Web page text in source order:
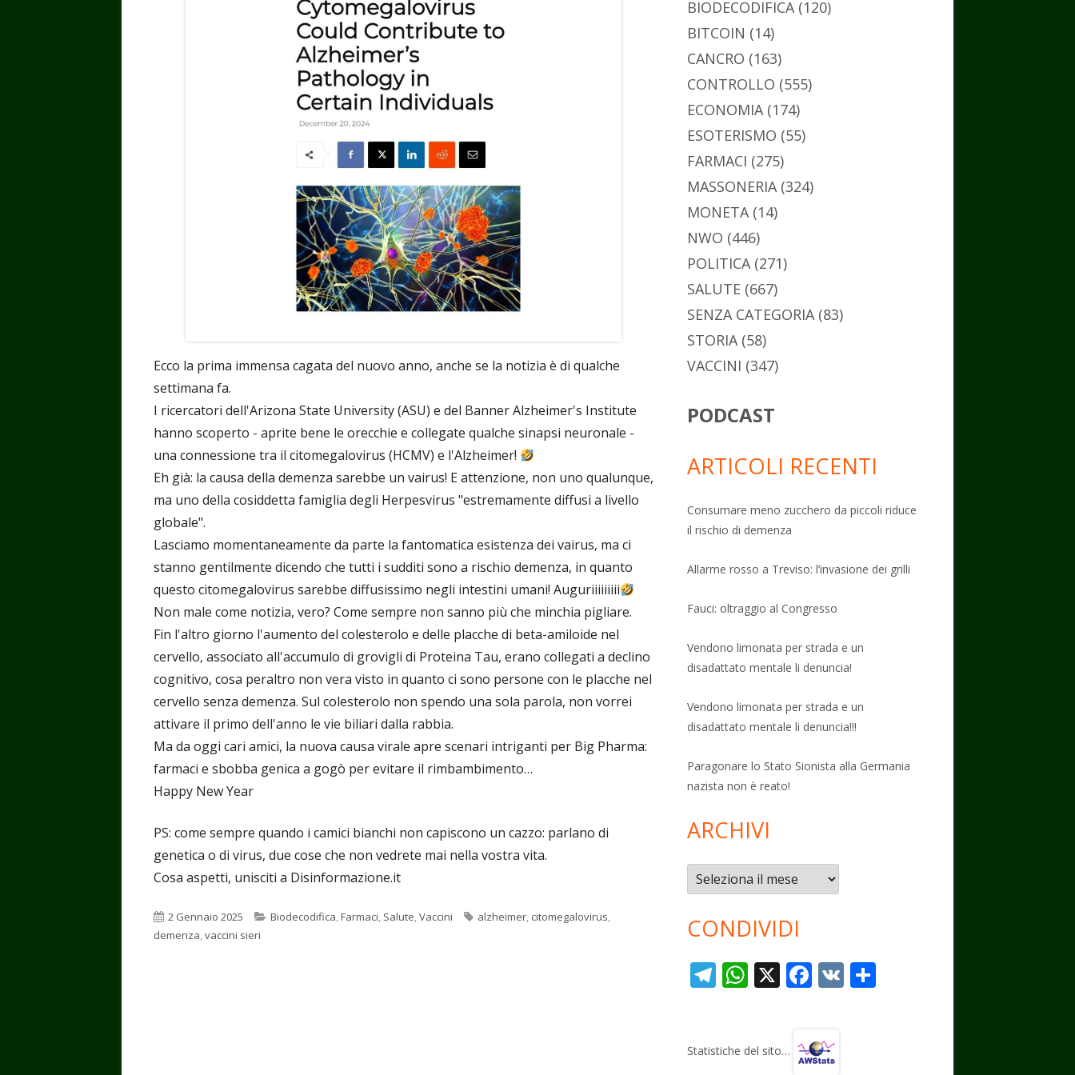
Ecco la prima immensa cagata del nuovo anno, anche se la notizia è di qualche
settimana fa.
I ricercatori dell'Arizona State University (ASU) e del Banner Alzheimer's Institute
hanno scoperto - aprite bene le orecchie e collegate qualche sinapsi neuronale -
una connessione tra il citomegalovirus (HCMV) e l'Alzheimer!
Eh già: la causa della demenza sarebbe un vairus! E attenzione, non uno qualunque,
ma uno della cosiddetta famiglia degli Herpesvirus "estremamente diffusi a livello
globale".
Lasciamo momentaneamente da parte la fantomatica esistenza dei vairus, ma ci
stanno gentilmente dicendo che tutti i sudditi sono a rischio demenza, in quanto
questo citomegalovirus sarebbe diffusissimo negli intestini umani! Auguriiiiiiiii
Non male come notizia, vero? Come sempre non sanno più che minchia pigliare.
Fin l'altro giorno l'aumento del colesterolo e delle placche di beta-amiloide nel
cervello, associato all'accumulo di grovigli di Proteina Tau, erano collegati a declino
cognitivo, cosa peraltro non vera visto in quanto ci sono persone con le placche nel
cervello senza demenza. Sul colesterolo non spendo una sola parola, non vorrei
attivare il primo dell'anno le vie biliari dalla rabbia.
Ma da oggi cari amici, la nuova causa virale apre scenari intriganti per Big Pharma:
farmaci e sbobba genica a gogò per evitare il rimbambimento…
Happy New Year
PS: come sempre quando i camici bianchi non capiscono un cazzo: parlano di
genetica o di virus, due cose che non vedrete mai nella vostra vita.
Cosa aspetti, unisciti a Disinformazione.it
Pubblicato
2 Gennaio 2025 Categorie
Biodecodifica,Farmaci, Salute,Vaccini Tag
alzheimer, citomegalovirus,
demenza,vaccini sieri
BIODECODIFICA(120)
BITCOIN (14)
CANCRO (163)
CONTROLLO (555)
ECONOMIA(174)
ESOTERISMO (55)
FARMACI (275)
MASSONERIA(324)
MONETA(14)
NWO (446)
POLITICA(271)
SALUTE (667)
SENZA CATEGORIA(83)
STORIA(58)
VACCINI (347)
PODCAST
ARTICOLI RECENTI
Consumare meno zucchero da piccoli riduce
il rischio di demenza
Allarme rosso a Treviso: l’invasione dei grilli
Fauci: oltraggio al Congresso
Vendono limonata per strada e un
disadattato mentale li denuncia!
Vendono limonata per strada e un
disadattato mentale li denuncia!!!
Paragonare lo Stato Sionista alla Germania
nazista non è reato!
ARCHIVI
Archivi
CONDIVIDI
T
gr
W
s
X F
b
V
Statistiche del sito…